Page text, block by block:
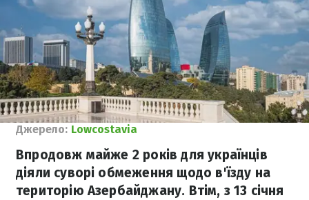
Джерело: Lowcostavia
Впродовж майже 2 років для українців
діяли суворі обмеження щодо в'їзду на
територію Азербайджану. Втім, з 13 січня